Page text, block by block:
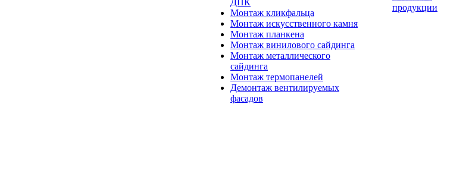
ДПК
Монтаж кликфальца
Монтаж искусственного камня
Монтаж планкена
Монтаж винилового сайдинга
Монтаж металлического
сайдинга
Монтаж термопанелей
Демонтаж вентилируемых
фасадов
продукции